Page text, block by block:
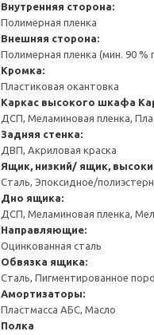
Внутренняя сторона:
Полимерная пленка
Внешняя сторона:
Полимерная пленка (мин. 90 %
Кромка:
Пластиковая окантовка
Каркас высокого шкафа
ДСП, Меламиновая пленка,
Задняя стенка:
ДВП, Акриловая краска
Ящик, низкий/ ящик,
Сталь, Эпоксидное/
Дно ящика:
ДСП, Меламиновая пленка,
Направляющие:
Оцинкованная сталь
Обвязка ящика:
Сталь, Пигментированное
Амортизаторы:
Пластмасса АБС, Масло
Полка